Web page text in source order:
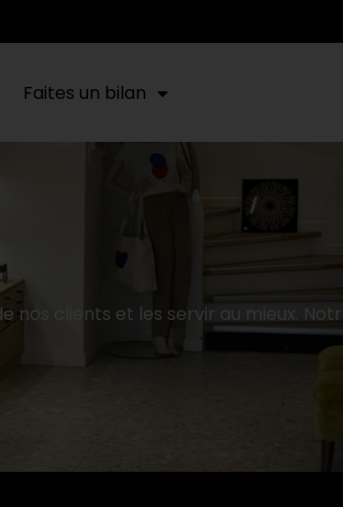
Faites un bilan
nos clients et les servir au mieux.